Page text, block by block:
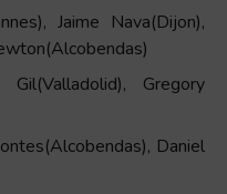
Jaime Nava(Dijon),
Gregory
Daniel